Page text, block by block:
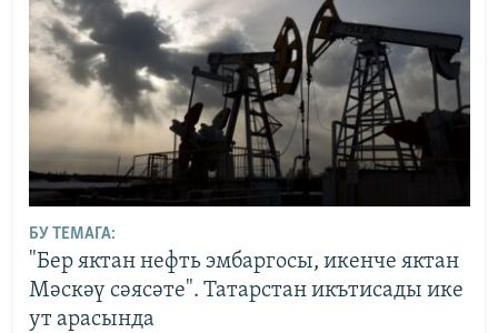
БУ ТЕМАГА:
"Бер яктан нефть эмбаргосы, икенче яктан
Мәскәү сәясәте". Татарстан икътисады ике
ут арасында